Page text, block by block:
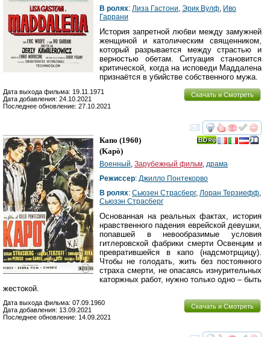
В ролях: Лиза Гастони Эрик Вулф Иво
Гаррани
История запретной любви между замужней
женщиной и католическим священником,
который разрывается между страстью и
верностью обетам. Ситуация становится
критической, когда на исповеди Маддалена
признаётся в убийстве собственного мужа.
Скачать и Смотреть
Дата выхода фильма: 19.11.1971
Дата добавления: 24.10.2021
Последнее обновление: 27.10.2021
смотреть
Капо (1960)
(Kapò)
Военный Зарубежный фильм драма
Режиссер: Джилло Понтекорво
В ролях: Сьюзен Страсберг, Лоран Терзиефф
Сьюзэн Страсберг
Основанная на реальных фактах, история
нравственного падения еврейской девушки,
попавшей в невообразимые условия
гитлеровской фабрики смерти Освенцим и
превратившейся в капо (надсмотрщицу).
Чтобы не голодать, жить без постоянного
страха смерти, не опасаясь изнурительных
каторжных работ, нужно только одно – быть
жестокой.
Скачать и Смотреть
Дата выхода фильма: 07.09.1960
Дата добавления: 13.09.2021
Последнее обновление: 14.09.2021